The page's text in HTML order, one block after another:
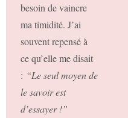
besoin de vaincre
ma timidité. J’ai
souvent repensé à
ce qu’elle me disait
: “Le seul moyen de
le savoir est
d’essayer !”